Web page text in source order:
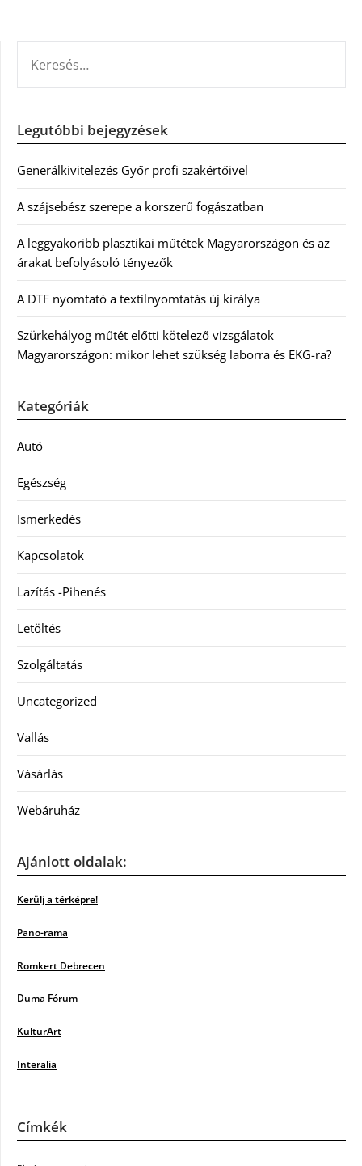
Legutóbbi bejegyzések
Generálkivitelezés Győr profi szakértőivel
A szájsebész szerepe a korszerű fogászatban
A leggyakoribb plasztikai műtétek Magyarországon és az
árakat befolyásoló tényezők
A DTF nyomtató a textilnyomtatás új királya
Szürkehályog műtét előtti kötelező vizsgálatok
Magyarországon: mikor lehet szükség laborra és EKG-ra?
Kategóriák
Autó
Egészség
Ismerkedés
Kapcsolatok
Lazítás -Pihenés
Letöltés
Szolgáltatás
Uncategorized
Vallás
Vásárlás
Webáruház
Ajánlott oldalak:
Kerülj a térképre!
Pano-rama
Romkert Debrecen
Duma Fórum
KulturArt
Interalia
Címkék